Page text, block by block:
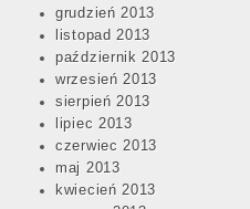
grudzień 2013
listopad 2013
październik 2013
wrzesień 2013
sierpień 2013
lipiec 2013
czerwiec 2013
maj 2013
kwiecień 2013